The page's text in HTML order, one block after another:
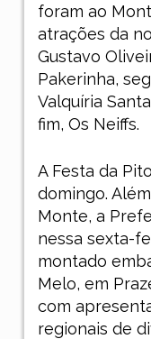
foram ao
atrações da
Gustavo
Pakerinha,
Valquíria
fim, Os Neiffs.
A Festa da
domingo.
Monte, a
nessa sexta-
montado
Melo, em
com
regionais de